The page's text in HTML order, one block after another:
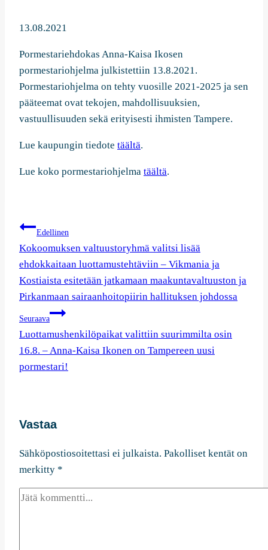
13.08.2021
Pormestariehdokas Anna-Kaisa Ikosen
pormestariohjelma julkistettiin 13.8.2021.
Pormestariohjelma on tehty vuosille 2021-2025 ja sen
pääteemat ovat tekojen, mahdollisuuksien,
vastuullisuuden sekä erityisesti ihmisten Tampere.
Lue kaupungin tiedote täältä.
Lue koko pormestariohjelma täältä.
Artikkelien
selaus
Edellinen
Kokoomuksen valtuustoryhmä valitsi lisää
ehdokkaitaan luottamustehtäviin – Vikmania ja
Kostiaista esitetään jatkamaan maakuntavaltuuston ja
Pirkanmaan sairaanhoitopiirin hallituksen johdossa
Seuraava
Luottamushenkilöpaikat valittiin suurimmilta osin
16.8. – Anna-Kaisa Ikonen on Tampereen uusi
pormestari!
Vastaa
Sähköpostiosoitettasi ei julkaista. Pakolliset kentät on
merkitty *